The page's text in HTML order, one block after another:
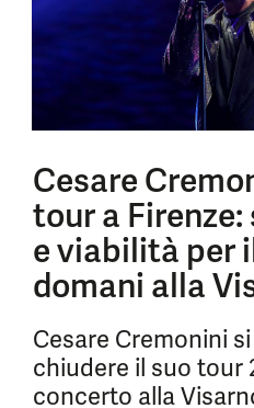
Cesare
tour a
e viabilità per
domani alla
Cesare Cremonini
chiudere il suo tour
concerto alla